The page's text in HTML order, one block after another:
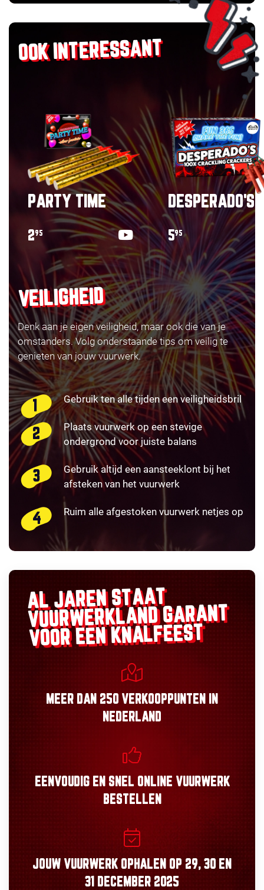
OOK INTERESSANT
PARTY TIME
295
DESPERADO'S
595
VEILIGHEID
Denk aan je eigen veiligheid, maar ook die van je
omstanders. Volg onderstaande tips om veilig te
genieten van jouw vuurwerk.
Gebruik ten alle tijden een veiligheidsbril
Plaats vuurwerk op een stevige
ondergrond voor juiste balans
Gebruik altijd een aansteeklont bij het
afsteken van het vuurwerk
Ruim alle afgestoken vuurwerk netjes op
AL JAREN STAAT
VUURWERKLANDGARANT
VOOR EEN KNALFEEST
MEER DAN 250 VERKOOPPUNTEN
IN
NEDERLAND
EENVOUDIGEN SNEL ONLINE VUURWERK
BESTELLEN
JOUW VUURWERK OPHALEN OP 29, 30 EN
31 DECEMBER 2025